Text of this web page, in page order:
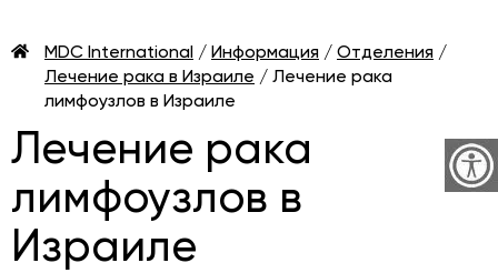
MDC International / Информация / Отделения /
Лечение рака в Израиле / Лечение рака
лимфоузлов в Израиле
Лечение рака
лимфоузлов в
Израиле